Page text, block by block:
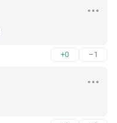
+0 –1